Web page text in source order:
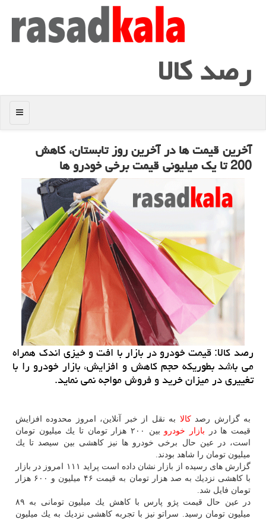
رصد كالا
منو
آخرین قیمت ها در آخرین روز تابستان، كاهش
200 تا یك میلیونی قیمت برخی خودرو ها
رصد كالا: قیمت خودرو در بازار با افت و خیزی اندك همراه
می باشد بطوریكه حجم كاهش و افزایش، بازار خودرو را با
تغییری در میزان خرید و فروش مواجه نمی نماید.
به گزارش رصدكالا به نقل از خبر آنلاین، امروز محدوده افزایش
قیمت ها در بازار خودرو
بین ۲۰۰ هزار تومان تا یك میلیون تومان
است، در عین حال برخی خودرو ها نیز كاهشی بین سیصد تا یك
میلیون تومان را شاهد بودند.
گزارش های رسیده از بازار نشان داده است پراید ۱۱۱ امروز در بازار
با كاهشی نزدیك به صد هزار تومان به قیمت ۴۶ میلیون و ۶۰۰ هزار
تومان فایل شد.
در عین حال قیمت پژو پارس با كاهش یك میلیون تومانی به ۸۹
میلیون تومان رسید. سراتو نیز با تجربه كاهشی نزدیك به یك میلیون